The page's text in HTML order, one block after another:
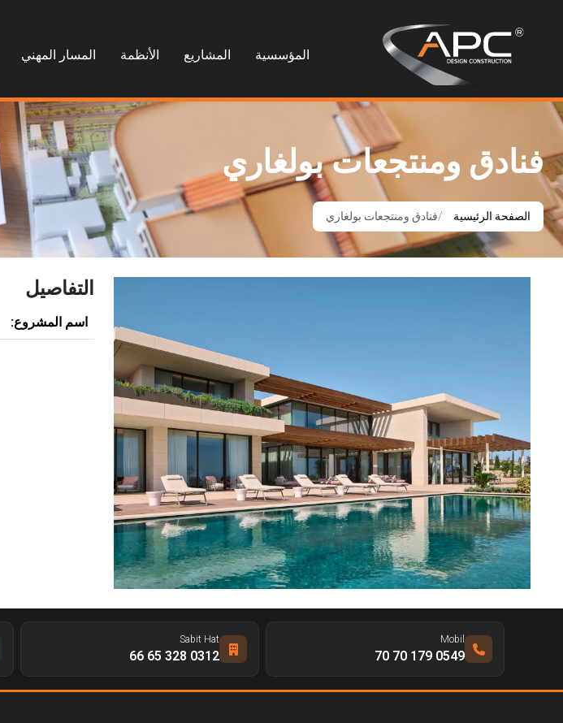
المؤسسية المشاريع الأنظمة المسار المهني
فنادق ومنتجعات بولغاري
الصفحة الرئيسية فنادق ومنتجعات بولغاري
التفاصيل
اسم المشروع:
Mobil
0549 179 70 70
Sabit Hat
0312 328 65 66